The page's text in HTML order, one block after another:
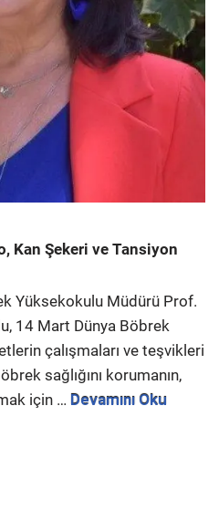
Kan Şekeri ve Tansiyon
Yüksekokulu Müdürü Prof.
14 Mart Dünya Böbrek
çalışmaları ve teşvikleri
sağlığını korumanın,
için … Devamını Oku